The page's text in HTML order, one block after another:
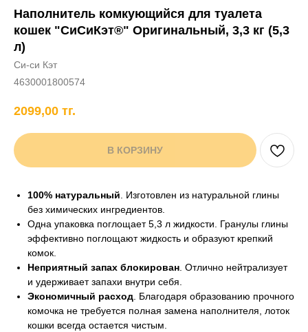
+7 706 407 30 81
Написать в WhatsApp
Наполнитель комкующийся для туалета
кошек "CиСиКэт®" Оригинальный, 3,3 кг (5,3
л)
Си-си Кэт
4630001800574
2099,00 тг.
В КОРЗИНУ
100% натуральный. Изготовлен из натуральной глины
без химических ингредиентов.
Одна упаковка поглощает 5,3 л жидкости. Гранулы глины
эффективно поглощают жидкость и образуют крепкий
комок.
Неприятный запах блокирован. Отлично нейтрализует
и удерживает запахи внутри себя.
Экономичный расход. Благодаря образованию прочного
комочка не требуется полная замена наполнителя, лоток
кошки всегда остается чистым.